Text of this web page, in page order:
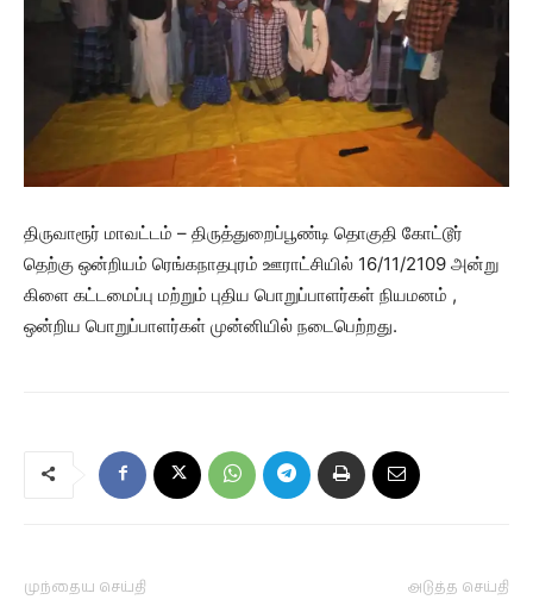
திருவாரூர் மாவட்டம் – திருத்துறைப்பூண்டி தொகுதி கோட்டூர்
தெற்கு ஒன்றியம் ரெங்கநாதபுரம் ஊராட்சியில் 16/11/2109 அன்று
கிளை கட்டமைப்பு மற்றும் புதிய பொறுப்பாளர்கள் நியமனம் ,
ஒன்றிய பொறுப்பாளர்கள் முன்னியில் நடைபெற்றது.
முந்தைய செய்தி அடுத்த செய்தி